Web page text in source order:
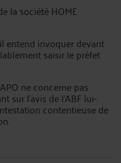
la société HOME
entend invoquer devant
saisir le préfet
ne concerne pas
sur l'avis de l'ABF lui-
contentieuse de